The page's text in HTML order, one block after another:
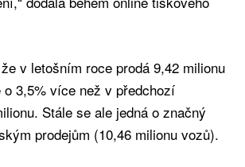
v letošním roce prodá 9,42 milionu
o 3,5% více než v předchozí
Stále se ale jedná o značný
prodejům (10,46 milionu vozů).